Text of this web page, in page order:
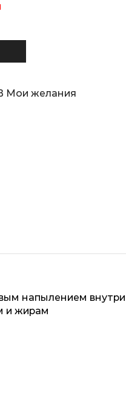
Мои желания
напылением внутри
и жирам